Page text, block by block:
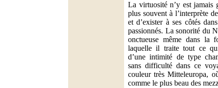
La virtuosité n’y est jamais
plus souvent à l’interprète
et d’exister à ses côtés
passionnés. La sonorité du
onctueuse même dans la
laquelle il traite tout ce
d’une intimité de type
sans difficulté dans ce
couleur très Mitteleuropa,
comme le plus beau des